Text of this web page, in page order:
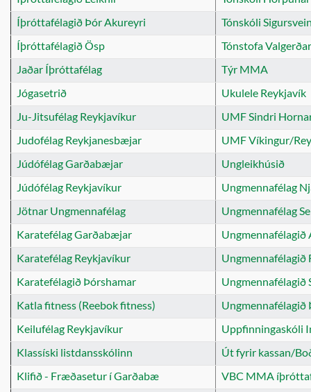
Íþróttafélagið Þór Akureyri
Tónskóli
Íþróttafélagið Ösp
Tónstofa Valgerðar
Jaðar Íþróttafélag
Týr MMA
Jógasetrið
Ukulele Reykjavík
Ju-Jitsufélag Reykjavíkur
UMF Sindri
Judofélag Reykjanesbæjar
UMF Víkingur/
Júdófélag Garðabæjar
Ungleikhúsið
Júdófélag Reykjavíkur
Ungmennafélag
Jötnar Ungmennafélag
Ungmennafélag
Karatefélag Garðabæjar
Karatefélag Reykjavíkur
Ungmennafélagið
Karatefélagið Þórshamar
Ungmennafélagið
Katla fitness (Reebok fitness)
Ungmennafélagið
Keilufélag Reykjavíkur
Uppfinningaskóli
Klassíski listdansskólinn
Út fyrir kassan/
Klifið - Fræðasetur í Garðabæ
VBC MMA